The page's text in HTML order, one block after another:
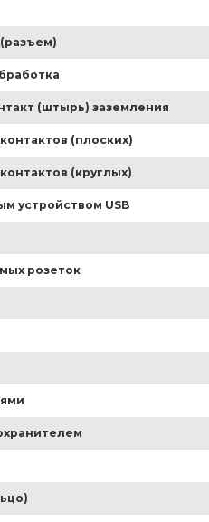
(штырь) заземления
(плоских)
(круглых)
устройством USB
розеток